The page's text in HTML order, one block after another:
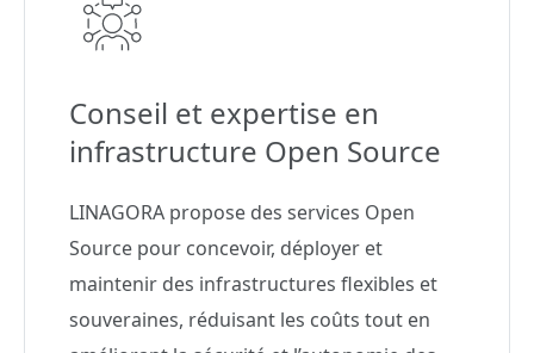
Conseil et expertise en
infrastructure Open Source
LINAGORA propose des services Open
Source pour concevoir, déployer et
maintenir des infrastructures flexibles et
souveraines, réduisant les coûts tout en